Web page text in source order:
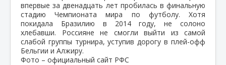
впервые за двенадцать лет пробилась в финальную
стадию Чемпионата мира по футболу. Хотя
покидала Бразилию в 2014 году, не солоно
хлебавши. Россияне не смогли выйти из самой
слабой группы турнира, уступив дорогу в плей-офф
Бельгии и Алжиру.
Фото – официальный сайт РФС